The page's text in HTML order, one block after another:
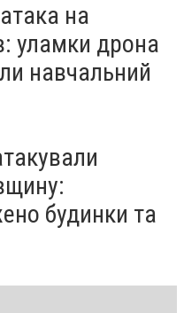
на
уламки дрона
навчальний
будинки та